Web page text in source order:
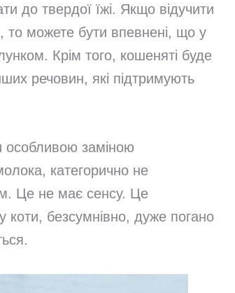
до твердої їжі. Якщо відучити
то можете бути впевнені, що у
Крім того, кошеняті буде
речовин, які підтримують
особливою заміною
категорично не
Це не має сенсу. Це
коти, безсумнівно, дуже погано